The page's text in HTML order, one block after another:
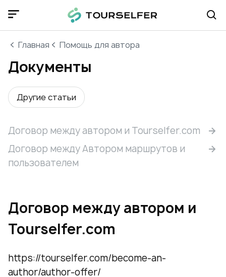
Главная Помощь для автора
Документы
Договор между автором и Tourselfer.com
Договор между Автором маршрутов и
пользователем
Договор между автором и
Tourselfer.com
https://tourselfer.com/become-an-
author/author-offer/
Другие статьи